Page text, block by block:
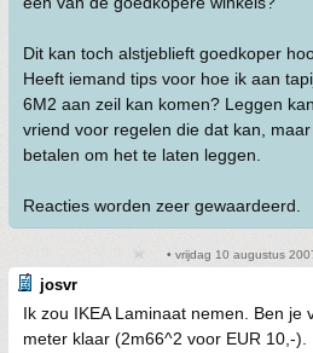
Dit kan toch alstjeblieft goedkoper
Heeft iemand tips voor hoe ik aan
6M2 aan zeil kan komen? Leggen
vriend voor regelen die dat kan,
betalen om het te laten leggen.
Reacties worden zeer gewaardeerd.
• vrijdag 10 augustus
josvr
Ik zou IKEA Laminaat nemen. Ben je
meter klaar (2m66^2 voor EUR 10,-).